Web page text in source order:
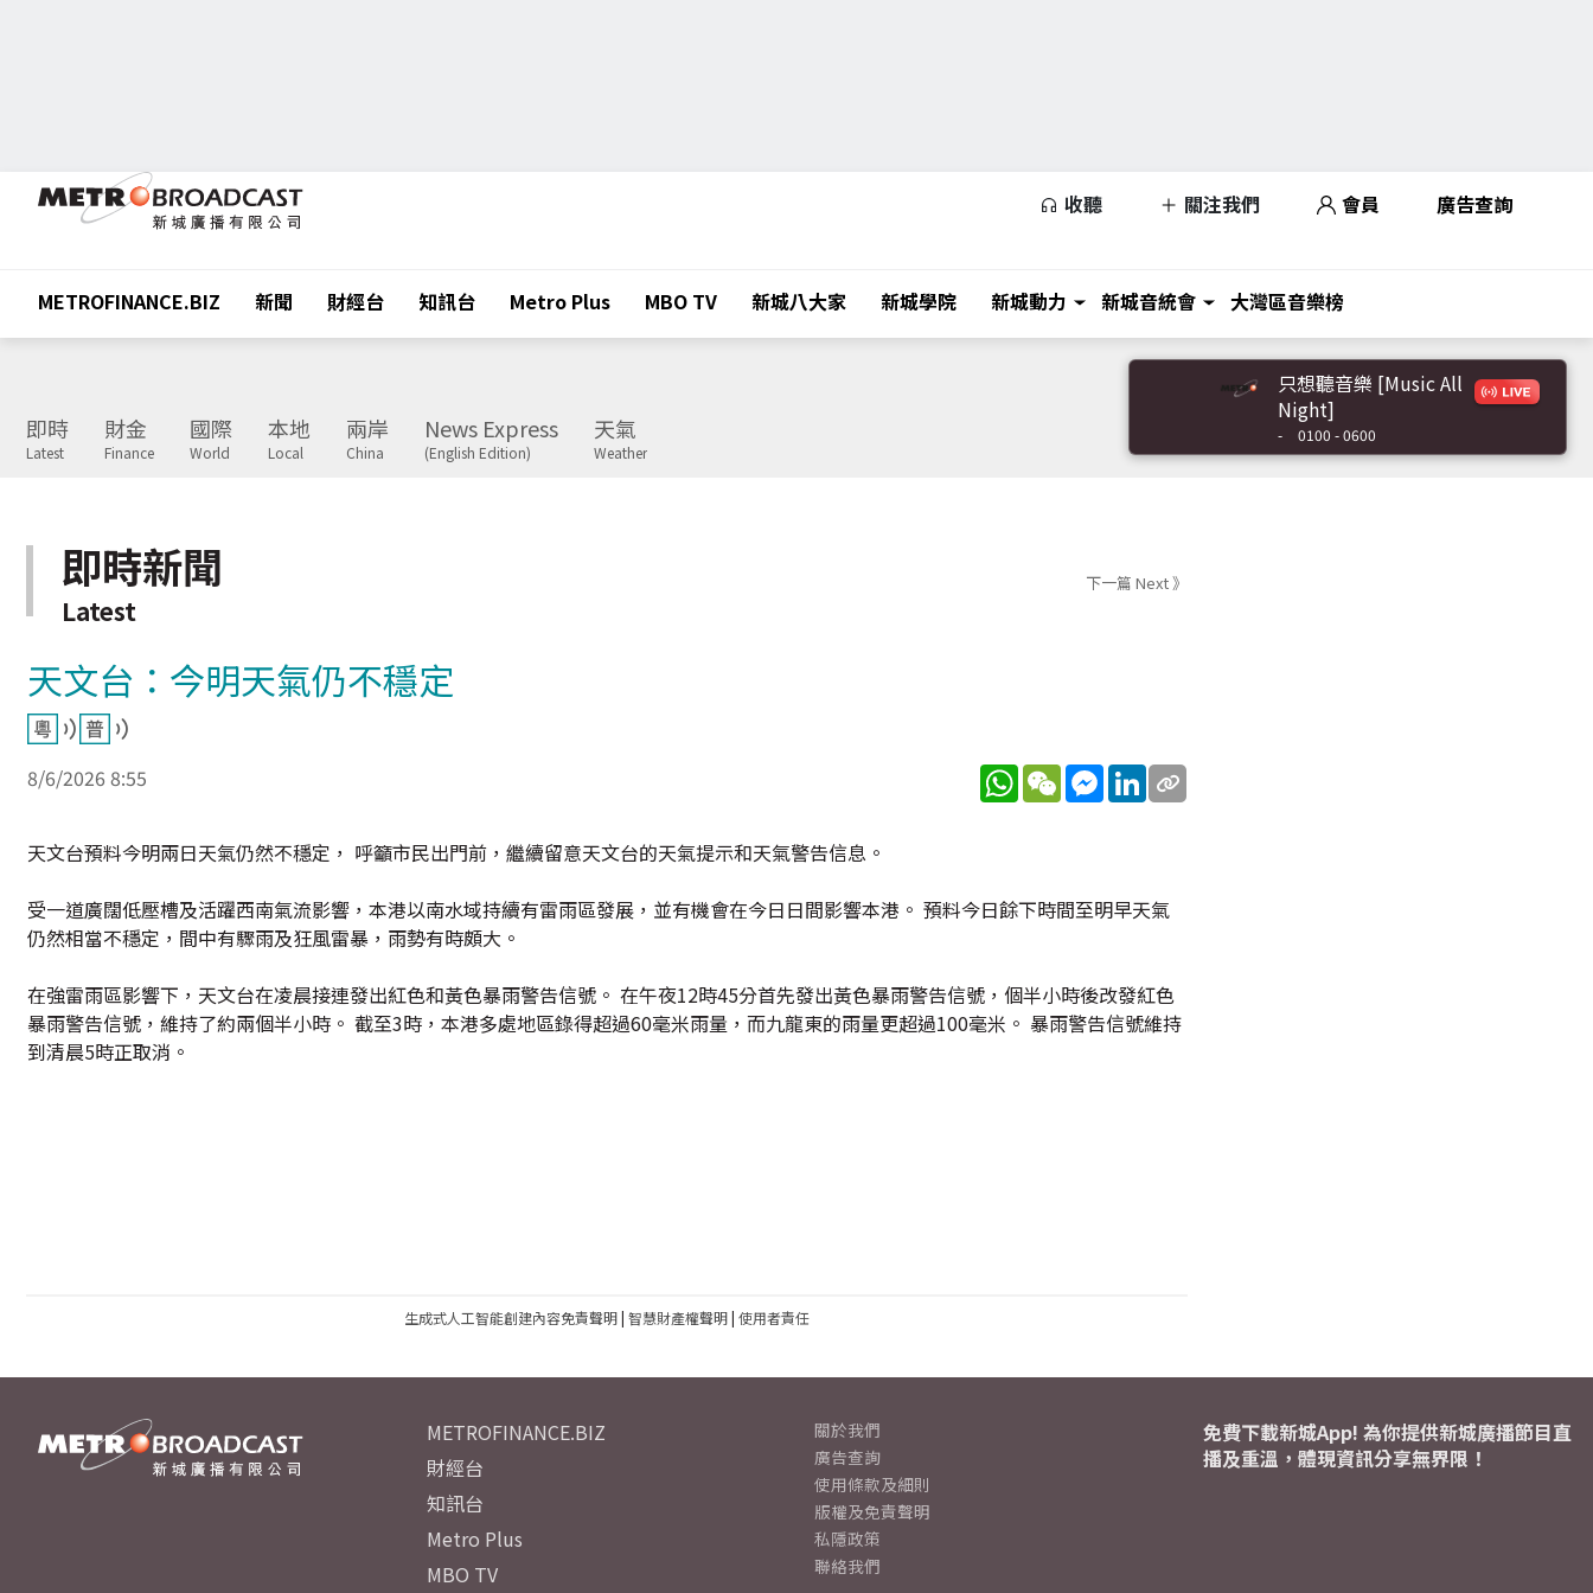
收聽 關注我們 會員 廣告查詢
METROFINANCE.BIZ 新聞 財經台 知訊台 Metro Plus MBO TV 新城八大家 新城學院 新城動力 新城音統會 大灣區音樂榜
即時
Latest
財金
Finance
國際
World
本地
Local
兩岸
China
News Express
(English Edition)
天氣
Weather
只想聽音樂 [Music All
Night]
- 0100 - 0600
即時新聞
Latest
下一篇 Next 》
天文台：今明天氣仍不穩定
8/6/2026 8:55 WhatsApp
WeChatMessenger
LinkedIn
天文台預料今明兩日天氣仍然不穩定， 呼籲市民出門前，繼續留意天文台的天氣提示和天氣警告信息。
受一道廣闊低壓槽及活躍西南氣流影響，本港以南水域持續有雷雨區發展，並有機會在今日日間影響本港。 預料今日餘下時間至明早天氣
仍然相當不穩定，間中有驟雨及狂風雷暴，雨勢有時頗大。
在強雷雨區影響下，天文台在凌晨接連發出紅色和黃色暴雨警告信號。 在午夜12時45分首先發出黃色暴雨警告信號，個半小時後改發紅色
暴雨警告信號，維持了約兩個半小時。 截至3時，本港多處地區錄得超過60毫米雨量，而九龍東的雨量更超過100毫米。 暴雨警告信號維持
到清晨5時正取消。
生成式人工智能創建內容免責聲明| 智慧財產權聲明| 使用者責任
METROFINANCE.BIZ
財經台
知訊台
Metro Plus
MBO TV
關於我們
廣告查詢
使用條款及細則
版權及免責聲明
私隱政策
聯絡我們
免費下載新城App! 為你提供新城廣播節目直
播及重溫，體現資訊分享無界限！